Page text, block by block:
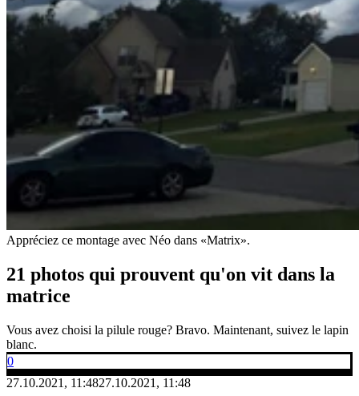
Appréciez ce montage avec Néo dans «Matrix».
21 photos qui prouvent qu'on vit dans la
matrice
Vous avez choisi la pilule rouge? Bravo. Maintenant, suivez le lapin
blanc.
0
27.10.2021, 11:4827.10.2021, 11:48